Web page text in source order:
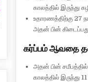
காலத்தில் இருந்து
உதாரணத்திற்கு 27
அதன் பின்
கர்ப்பம் ஆவதை
அதன் பின்
காலத்தில் இருந்து